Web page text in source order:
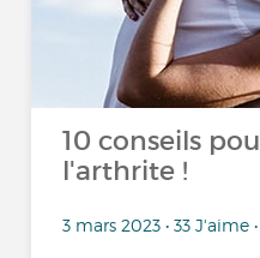
10 conseils
l'arthrite !
3 mars 2023 • 33 J'aime